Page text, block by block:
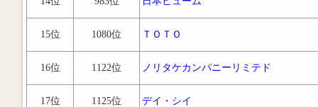
15位 1080位 ＴＯＴＯ
16位 1122位 ノリタケカンパニーリミテド
17位 1125位 デイ・シイ